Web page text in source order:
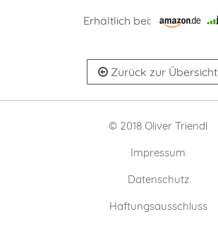
Erhältlich bei:
Zurück zur Übersicht
© 2018 Oliver Triendl
Impressum
Datenschutz
Haftungsausschluss